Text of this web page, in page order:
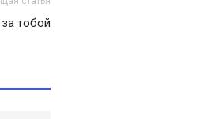
тобой